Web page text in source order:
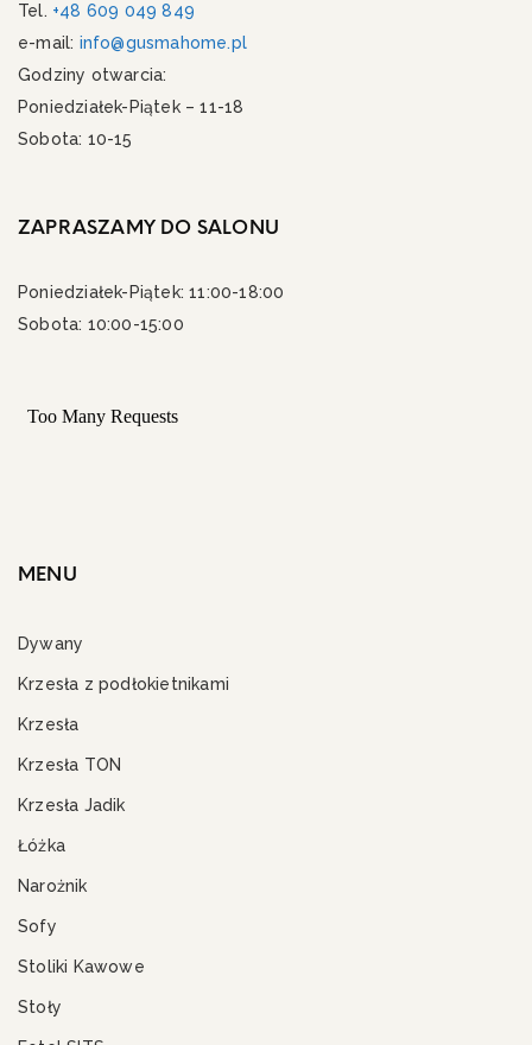
Tel. +48 609 049 849
e-mail: info@gusmahome.pl
Godziny otwarcia:
Poniedziałek-Piątek – 11-18
Sobota: 10-15
ZAPRASZAMY DO SALONU
Poniedziałek-Piątek: 11:00-18:00
Sobota: 10:00-15:00
MENU
Dywany
Krzesła z podłokietnikami
Krzesła
Krzesła TON
Krzesła Jadik
Łóżka
Narożnik
Sofy
Stoliki Kawowe
Stoły